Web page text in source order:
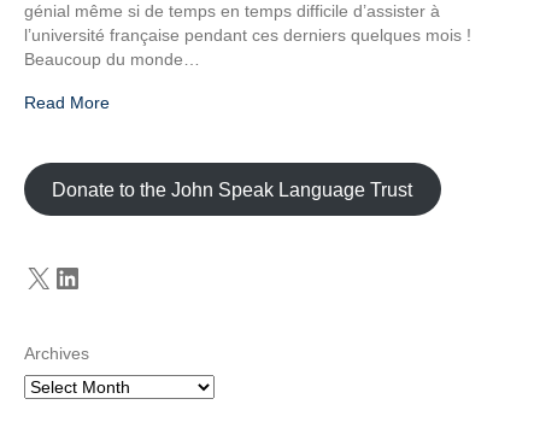
génial même si de temps en temps difficile d’assister à
l’université française pendant ces derniers quelques mois !
Beaucoup du monde…
Read More
Donate to the John Speak Language Trust
X LinkedIn
Archives